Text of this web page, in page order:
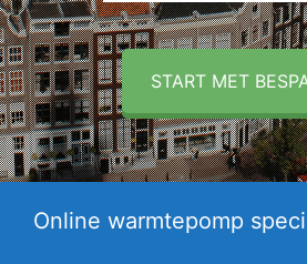
START MET
Online warmtepomp